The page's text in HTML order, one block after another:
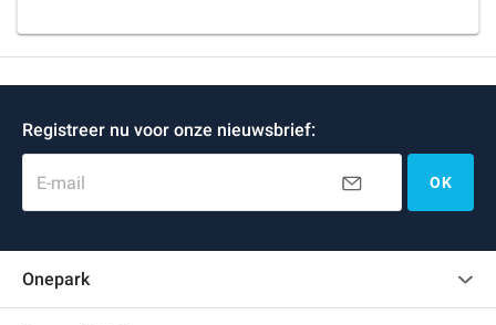
Registreer nu voor onze nieuwsbrief:
E-mail OK
Onepark